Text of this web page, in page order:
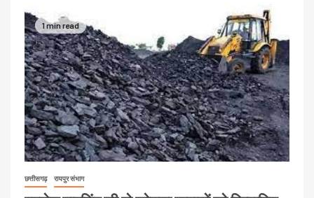
1 min read
छत्तीसगढ़ रायपुर संभाग